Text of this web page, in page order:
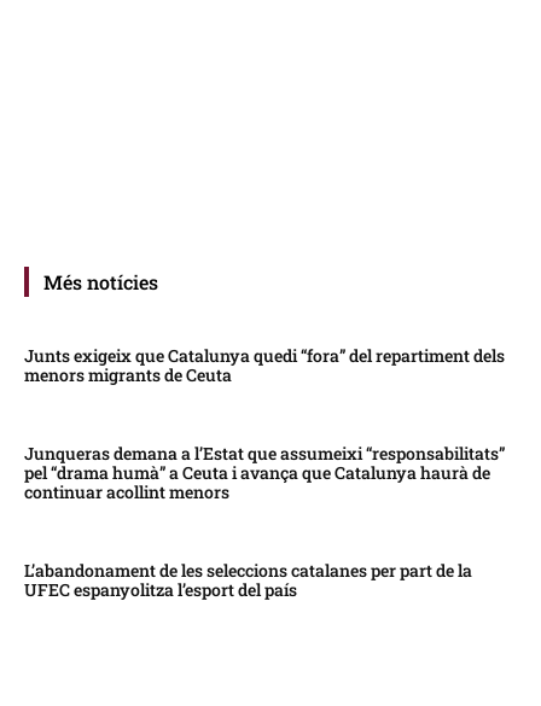
Més notícies
Junts exigeix que Catalunya quedi “fora” del repartiment dels
menors migrants de Ceuta
Junqueras demana a l’Estat que assumeixi “responsabilitats”
pel “drama humà” a Ceuta i avança que Catalunya haurà de
continuar acollint menors
L’abandonament de les seleccions catalanes per part de la
UFEC espanyolitza l’esport del país